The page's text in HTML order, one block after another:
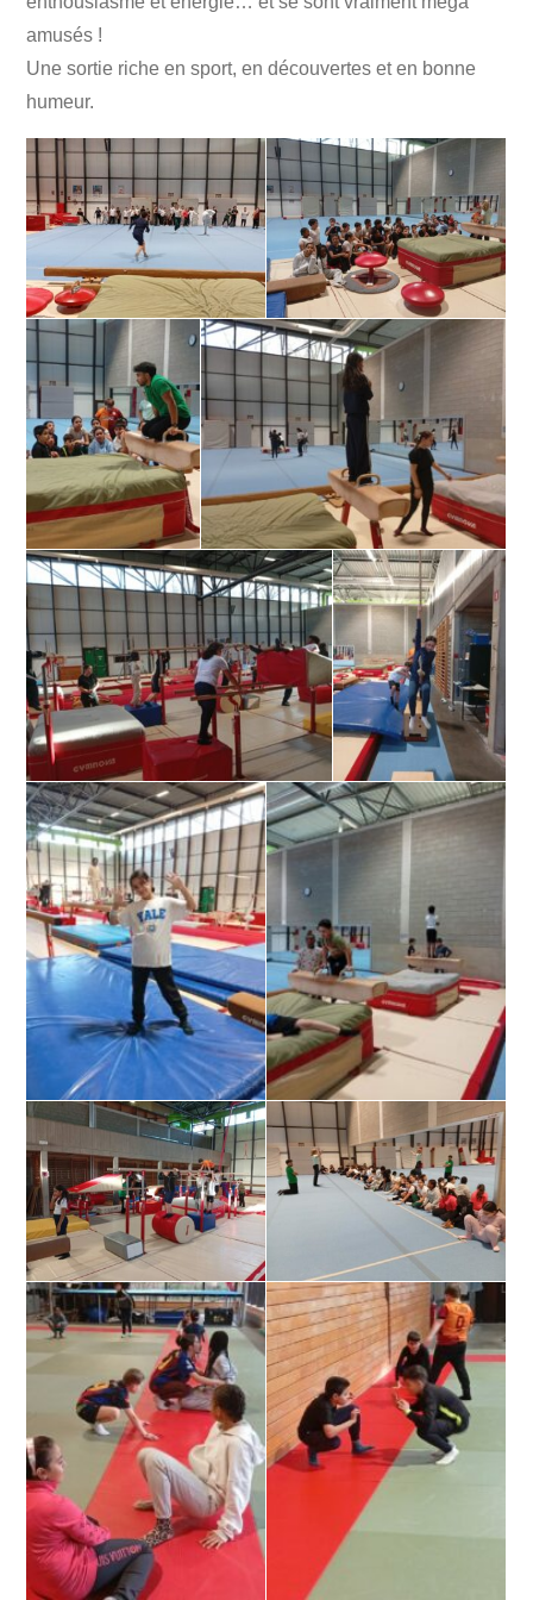
amusés !
Une sortie riche en sport, en découvertes et en bonne
humeur.